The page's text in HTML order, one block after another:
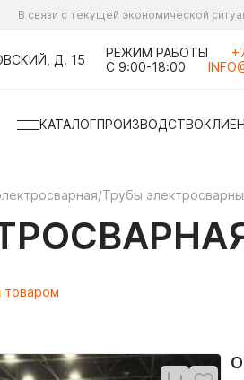
В связи с текущей экономической
Д. 15
РЕЖИМ РАБОТЫ
С 9:00-18:00
КАТАЛОГПРОИЗВОДСТВО
/Трубы
товаром